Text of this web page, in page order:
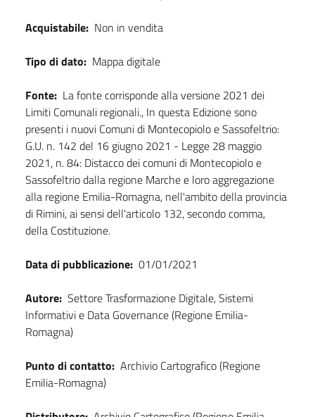
Acquistabile: Non in vendita
Tipo di dato: Mappa digitale
Fonte: La fonte corrisponde alla versione 2021 dei
Limiti Comunali regionali., In questa Edizione sono
presenti i nuovi Comuni di Montecopiolo e Sassofeltrio:
G.U. n. 142 del 16 giugno 2021 - Legge 28 maggio
2021, n. 84: Distacco dei comuni di Montecopiolo e
Sassofeltrio dalla regione Marche e loro aggregazione
alla regione Emilia-Romagna, nell'ambito della provincia
di Rimini, ai sensi dell'articolo 132, secondo comma,
della Costituzione.
Data di pubblicazione: 01/01/2021
Autore: Settore Trasformazione Digitale, Sistemi
Informativi e Data Governance (Regione Emilia-
Romagna)
Punto di contatto: Archivio Cartografico (Regione
Emilia-Romagna)